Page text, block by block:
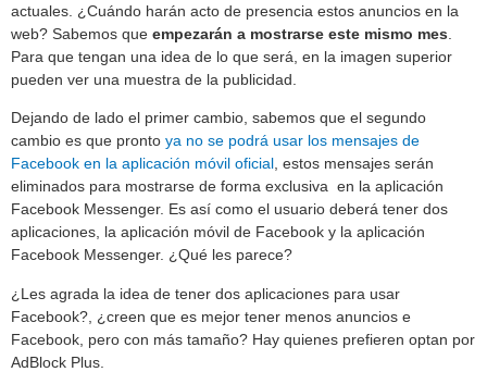
actuales. ¿Cuándo harán acto de presencia estos anuncios en la
web? Sabemos que empezarán a mostrarse este mismo mes
Para que tengan una idea de lo que será, en la imagen superior
pueden ver una muestra de la publicidad.
Dejando de lado el primer cambio, sabemos que el segundo
cambio es que pronto ya no se podrá usar los mensajes de
Facebook en la aplicación móvil oficial, estos mensajes serán
eliminados para mostrarse de forma exclusiva en la aplicación
Facebook Messenger. Es así como el usuario deberá tener dos
aplicaciones, la aplicación móvil de Facebook y la aplicación
Facebook Messenger. ¿Qué les parece?
¿Les agrada la idea de tener dos aplicaciones para usar
Facebook?, ¿creen que es mejor tener menos anuncios e
Facebook, pero con más tamaño? Hay quienes prefieren optan por
AdBlock Plus.